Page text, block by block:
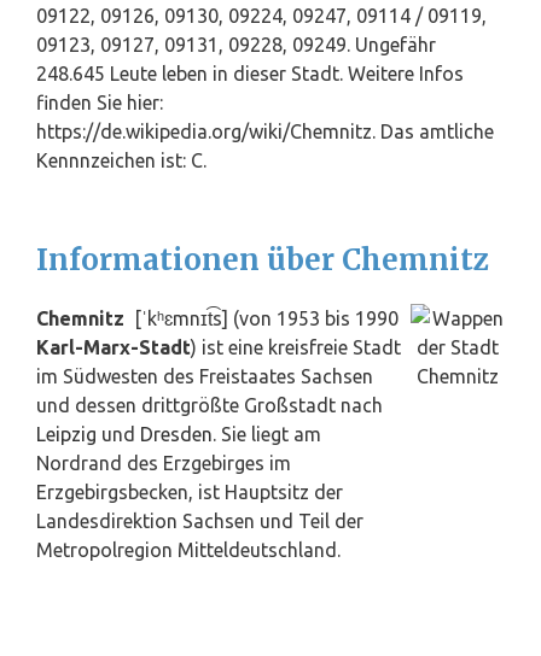
09122, 09126, 09130, 09224, 09247, 09114 / 09119,
09123, 09127, 09131, 09228, 09249. Ungefähr
248.645 Leute leben in dieser Stadt. Weitere Infos
finden Sie hier:
https://de.wikipedia.org/wiki/Chemnitz. Das amtliche
Kennnzeichen ist: C.
Informationen über Chemnitz
Chemnitz [ˈkʰɛmnɪt͡s] (von 1953 bis 1990
Karl-Marx-Stadt) ist eine kreisfreie Stadt
im Südwesten des Freistaates Sachsen
und dessen drittgrößte Großstadt nach
Leipzig und Dresden. Sie liegt am
Nordrand des Erzgebirges im
Erzgebirgsbecken, ist Hauptsitz der
Landesdirektion Sachsen und Teil der
Metropolregion Mitteldeutschland.